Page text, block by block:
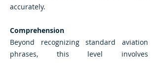
accurately.
Comprehension
Beyond recognizing standard aviation
phrases, this level involves